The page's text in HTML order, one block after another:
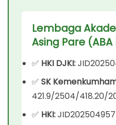
Lembaga
Asing Pare
✅ HKI DJKI:
✅ SK
421.9/2504/418.20/
✅ HKI: